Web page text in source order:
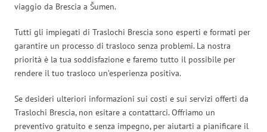
viaggio da Brescia a Šumen.
Tutti gli impiegati di Traslochi Brescia sono esperti e formati per
garantire un processo di trasloco senza problemi. La nostra
priorità è la tua soddisfazione e faremo tutto il possibile per
rendere il tuo trasloco un’esperienza positiva.
Se desideri ulteriori informazioni sui costi e sui servizi offerti da
Traslochi Brescia, non esitare a contattarci. Offriamo un
preventivo gratuito e senza impegno, per aiutarti a pianificare il